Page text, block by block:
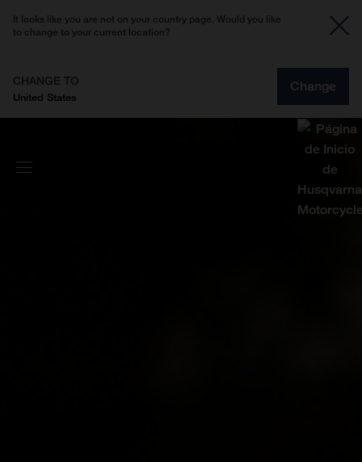
It looks like you are not on your country page. Would you like
to change to your current location?
CHANGE TO
United States
Change